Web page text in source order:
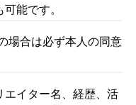
能です。
場合は必ず本人の同意
エイター名、経歴、活